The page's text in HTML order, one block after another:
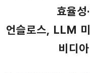
효율
언슬로스, LLM
비디